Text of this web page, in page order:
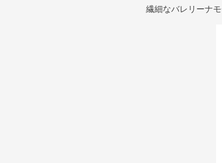
繊細なバレリーナ